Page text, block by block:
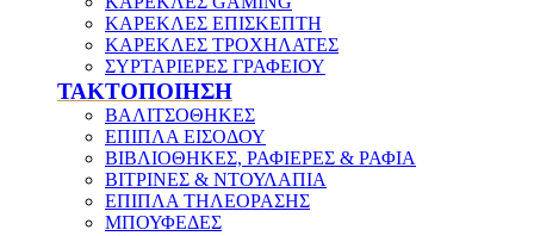
ΚΑΡΕΚΛΕΣ ΕΠΙΣΚΕΠΤΗ
ΚΑΡΕΚΛΕΣ ΤΡΟΧΗΛΑΤΕΣ
ΣΥΡΤΑΡΙΕΡΕΣ ΓΡΑΦΕΙΟΥ
ΤΑΚΤΟΠΟΙΗΣΗ
ΒΑΛΙΤΣΟΘΗΚΕΣ
ΕΠΙΠΛΑ ΕΙΣΟΔΟΥ
ΒΙΒΛΙΟΘΗΚΕΣ, ΡΑΦΙΕΡΕΣ & ΡΑΦΙΑ
ΒΙΤΡΙΝΕΣ & ΝΤΟΥΛΑΠΙΑ
ΕΠΙΠΛΑ ΤΗΛΕΟΡΑΣΗΣ
ΜΠΟΥΦΕΔΕΣ